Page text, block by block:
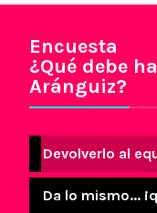
Encuesta
¿Qué debe
Aránguiz?
Devolverlo al
Da lo mismo...